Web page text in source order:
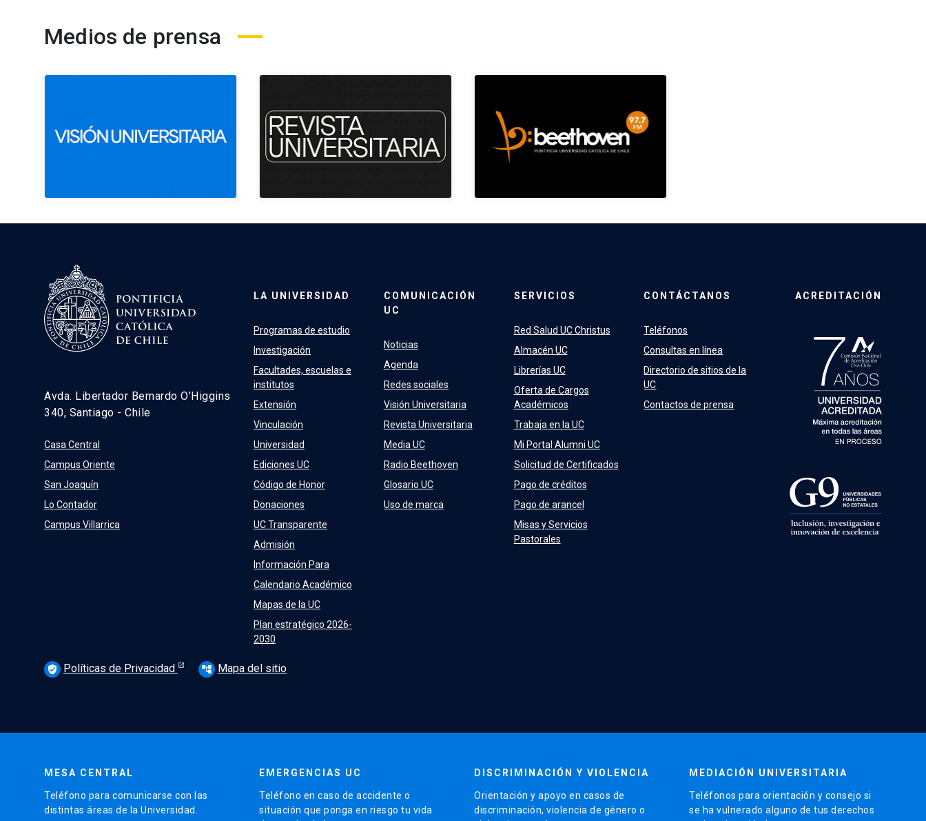
Medios de prensa
Avda. Libertador Bernardo O’Higgins
340, Santiago - Chile
Casa Central
Campus Oriente
San Joaquín
Lo Contador
Campus Villarrica
LA UNIVERSIDAD
Programas de estudio
Investigación
Facultades, escuelas e
institutos
Extensión
Vinculación
Universidad
Ediciones UC
Código de Honor
Donaciones
UC Transparente
Admisión
Información Para
Calendario Académico
Mapas de la UC
Plan estratégico 2026-
2030
COMUNICACIÓN
UC
Noticias
Agenda
Redes sociales
Visión Universitaria
Revista Universitaria
Media UC
Radio Beethoven
Glosario UC
Uso de marca
SERVICIOS
Red Salud UC Christus
Almacén UC
Librerías UC
Oferta de Cargos
Académicos
Trabaja en la UC
Mi Portal Alumni UC
Solicitud de Certificados
Pago de créditos
Pago de arancel
Misas y Servicios
Pastorales
CONTÁCTANOS
Teléfonos
Consultas en línea
Directorio de sitios de la
UC
Contactos de prensa
ACREDITACIÓN
verified_user Políticas de Privacidad account_tree Mapa del sitio
MESA CENTRAL
Teléfono para comunicarse con las
distintas áreas de la Universidad.
EMERGENCIAS UC
Teléfono en caso de accidente o
situación que ponga en riesgo tu vida
DISCRIMINACIÓN Y VIOLENCIA
Orientación y apoyo en casos de
discriminación, violencia de género o
MEDIACIÓN UNIVERSITARIA
Teléfonos para orientación y consejo si
se ha vulnerado alguno de tus derechos